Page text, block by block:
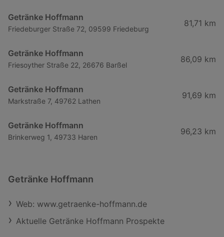
Getränke Hoffmann
Friedeburger Straße 72, 09599 Friedeburg
81,71 km
Getränke Hoffmann
Friesoyther Straße 22, 26676 Barßel
86,09 km
Getränke Hoffmann
Markstraße 7, 49762 Lathen
91,69 km
Getränke Hoffmann
Brinkerweg 1, 49733 Haren
96,23 km
Getränke Hoffmann
Web: www.getraenke-hoffmann.de
Aktuelle Getränke Hoffmann Prospekte